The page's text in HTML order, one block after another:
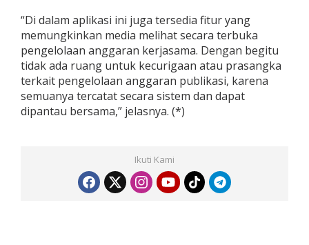
“Di dalam aplikasi ini juga tersedia fitur yang
memungkinkan media melihat secara terbuka
pengelolaan anggaran kerjasama. Dengan begitu
tidak ada ruang untuk kecurigaan atau prasangka
terkait pengelolaan anggaran publikasi, karena
semuanya tercatat secara sistem dan dapat
dipantau bersama,” jelasnya. (*)
Ikuti Kami